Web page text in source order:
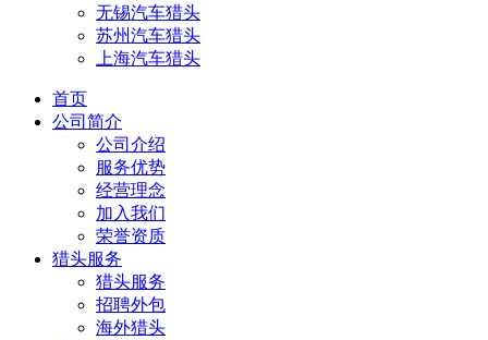
无锡汽车猎头
苏州汽车猎头
上海汽车猎头
首页
公司简介
公司介绍
服务优势
经营理念
加入我们
荣誉资质
猎头服务
猎头服务
招聘外包
海外猎头